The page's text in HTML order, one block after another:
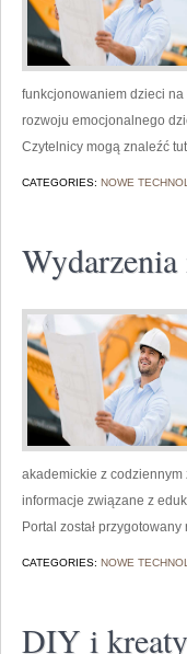
funkcjonowaniem dzieci na
rozwoju emocjonalnego
Czytelnicy mogą znaleźć
CATEGORIES: NOWE
akademickie z
informacje związane z
Portal został
CATEGORIES: NOWE
DIY i